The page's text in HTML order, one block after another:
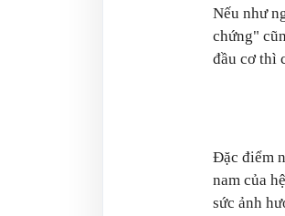
Nếu như
chứng"
đầu cơ thì
Đặc điểm
nam của
sức ảnh